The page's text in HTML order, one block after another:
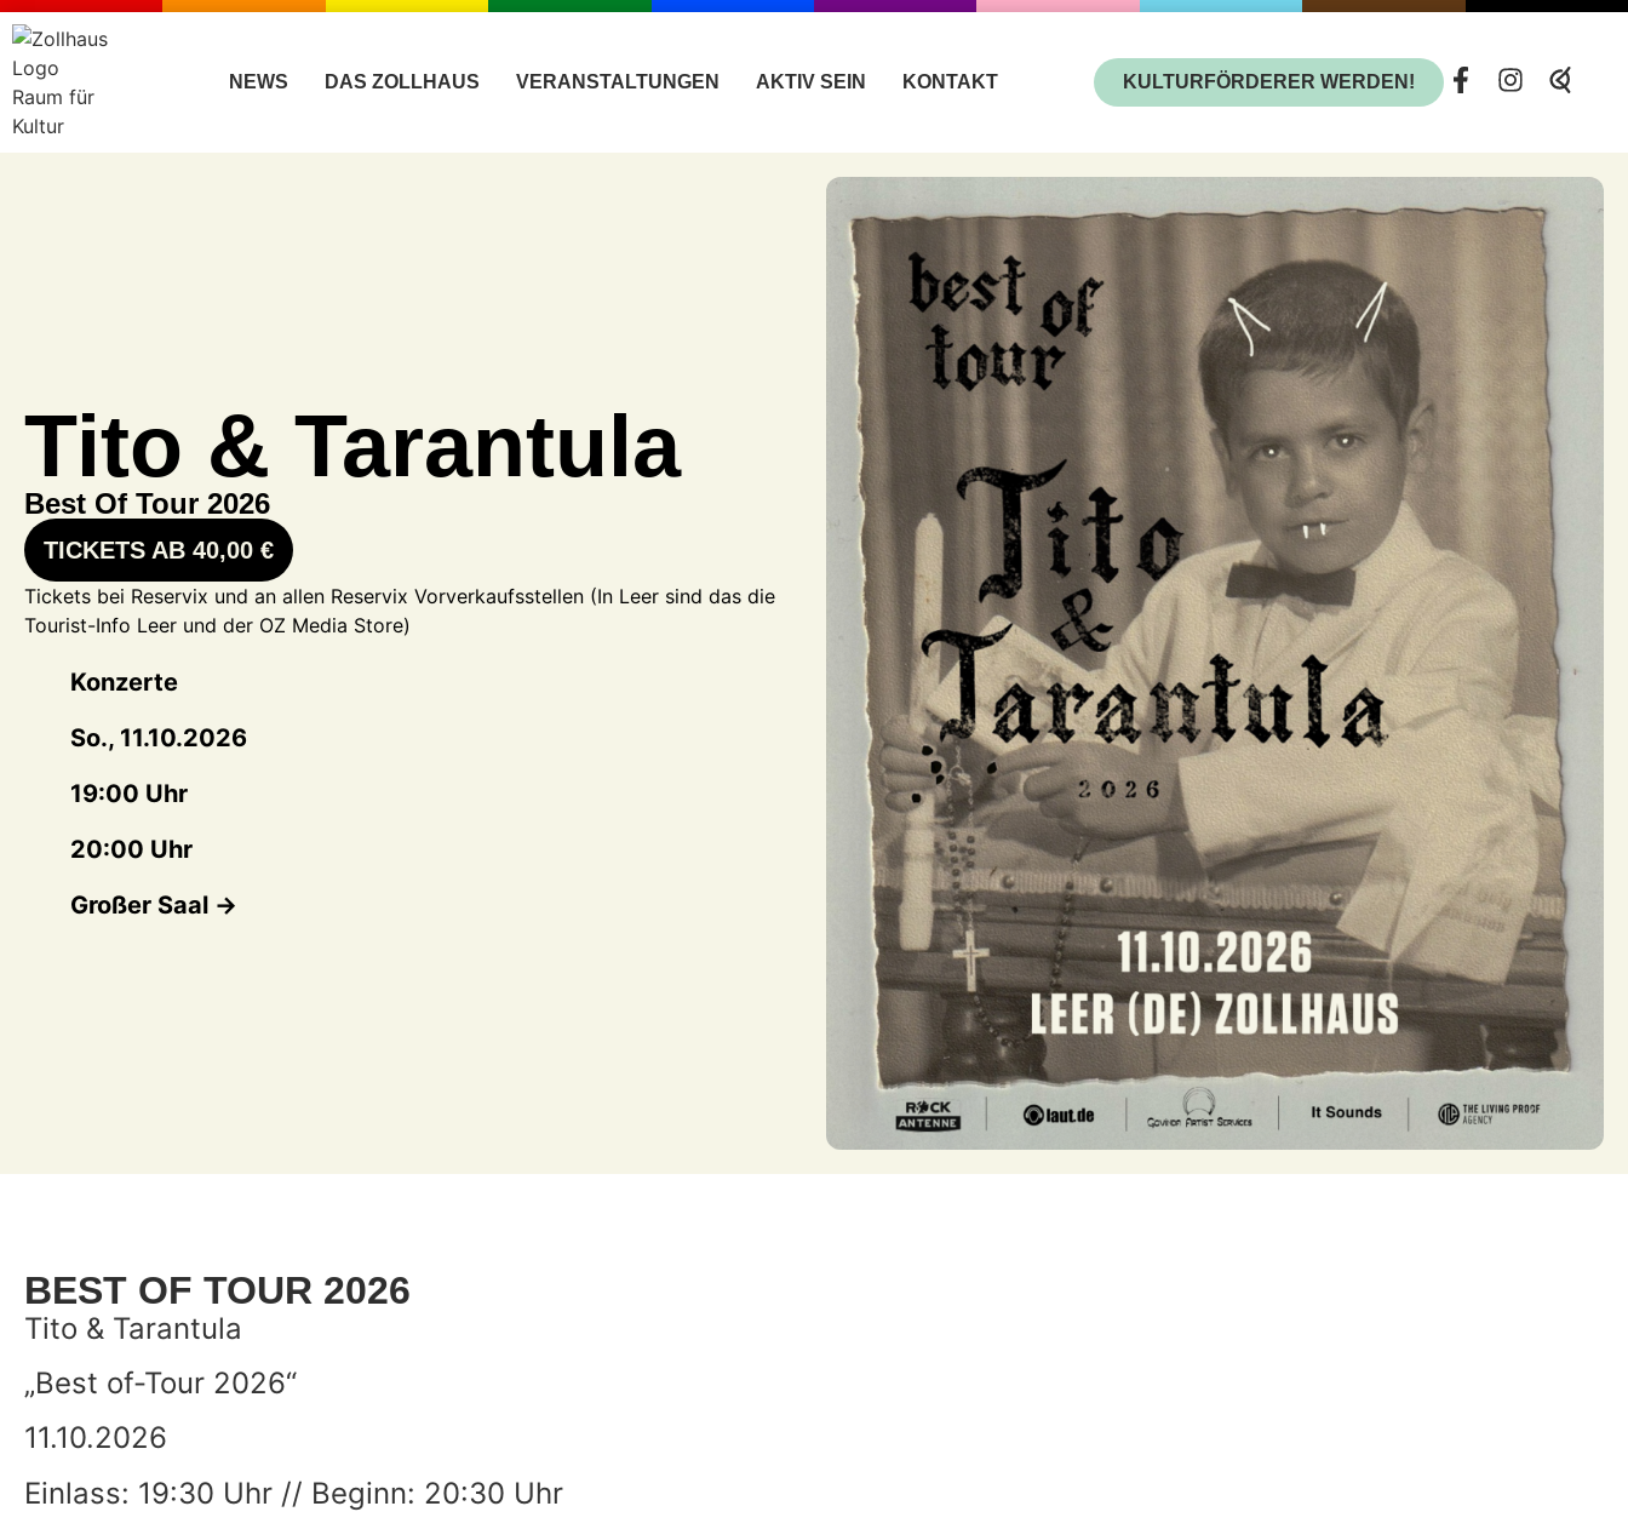
springen
NEWS DAS ZOLLHAUS VERANSTALTUNGEN AKTIV SEIN KONTAKT KULTURFÖRDERER WERDEN!
Tito & Tarantula
Best Of Tour 2026
TICKETS AB 40,00 €
Tickets bei Reservix und an allen Reservix Vorverkaufsstellen (In Leer sind das die
Tourist-Info Leer und der OZ Media Store)
Konzerte
So., 11.10.2026
19:00 Uhr
20:00 Uhr
Großer Saal →
BEST OF TOUR 2026
Tito & Tarantula
„Best of-Tour 2026“
11.10.2026
Einlass: 19:30 Uhr // Beginn: 20:30 Uhr